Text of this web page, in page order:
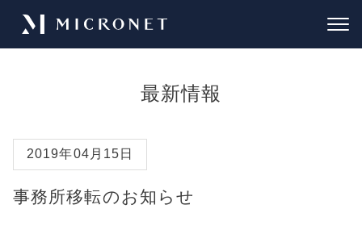
最新情報
2019年04月15日
事務所移転のお知らせ